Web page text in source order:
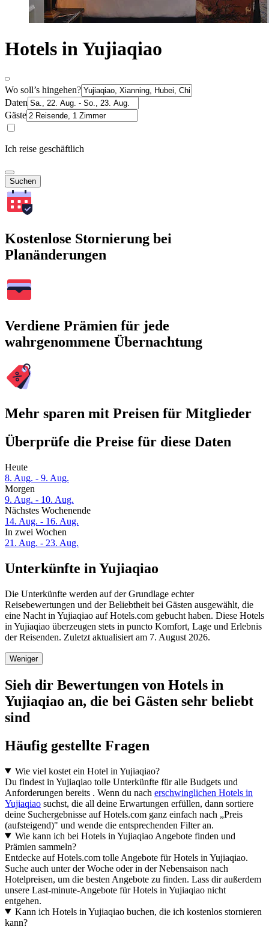
Hotels in Yujiaqiao
Wo soll’s hingehen?
Daten
Gäste
Ich reise geschäftlich
Suchen
Kostenlose Stornierung bei
Planänderungen
Verdiene Prämien für jede
wahrgenommene Übernachtung
Mehr sparen mit Preisen für Mitglieder
Überprüfe die Preise für diese Daten
Heute
8. Aug. - 9. Aug.
Morgen
9. Aug. - 10. Aug.
Nächstes Wochenende
14. Aug. - 16. Aug.
In zwei Wochen
21. Aug. - 23. Aug.
Unterkünfte in Yujiaqiao
Die Unterkünfte werden auf der Grundlage echter
Reisebewertungen und der Beliebtheit bei Gästen ausgewählt, die
eine Nacht in Yujiaqiao auf Hotels.com gebucht haben. Diese Hotels
in Yujiaqiao überzeugen stets in puncto Komfort, Lage und Erlebnis
der Reisenden. Zuletzt aktualisiert am 7. August 2026.
Weniger
Sieh dir Bewertungen von Hotels in
Yujiaqiao an, die bei Gästen sehr beliebt
sind
Häufig gestellte Fragen
Wie viel kostet ein Hotel in Yujiaqiao?
Du findest in Yujiaqiao tolle Unterkünfte für alle Budgets und
Anforderungen bereits . Wenn du nach erschwinglichen Hotels in
Yujiaqiao suchst, die all deine Erwartungen erfüllen, dann sortiere
deine Suchergebnisse auf Hotels.com ganz einfach nach „Preis
(aufsteigend)" und wende die entsprechenden Filter an.
Wie kann ich bei Hotels in Yujiaqiao Angebote finden und
Prämien sammeln?
Entdecke auf Hotels.com tolle Angebote für Hotels in Yujiaqiao.
Suche auch unter der Woche oder in der Nebensaison nach
Hotelpreisen, um die besten Angebote zu finden. Lass dir außerdem
unsere Last-minute-Angebote für Hotels in Yujiaqiao nicht
entgehen.
Kann ich Hotels in Yujiaqiao buchen, die ich kostenlos stornieren
kann?